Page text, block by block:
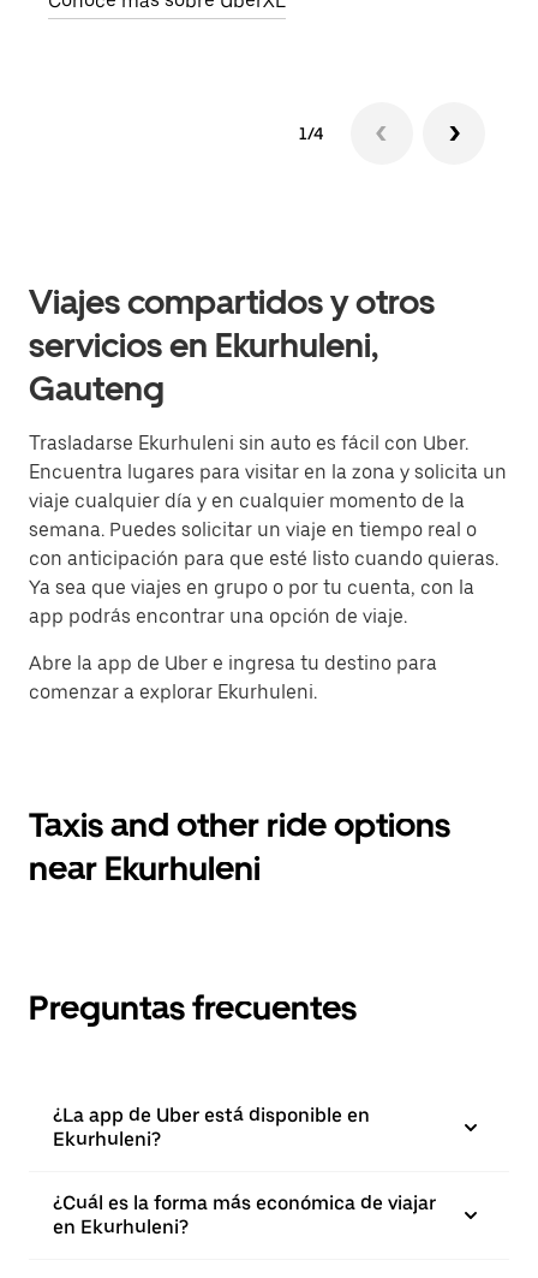
1/4
Viajes compartidos y otros
servicios en Ekurhuleni,
Gauteng
Trasladarse Ekurhuleni sin auto es fácil con Uber.
Encuentra lugares para visitar en la zona y solicita un
viaje cualquier día y en cualquier momento de la
semana. Puedes solicitar un viaje en tiempo real o
con anticipación para que esté listo cuando quieras.
Ya sea que viajes en grupo o por tu cuenta, con la
app podrás encontrar una opción de viaje.
Abre la app de Uber e ingresa tu destino para
comenzar a explorar Ekurhuleni.
Taxis and other ride options
near Ekurhuleni
Preguntas frecuentes
¿La app de Uber está disponible en
Ekurhuleni?
¿Cuál es la forma más económica de viajar
en Ekurhuleni?